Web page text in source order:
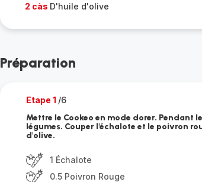
2 càs D'huile d'olive
Préparation
Etape 1 /6
Mettre le Cookeo en mode dorer. Pendant
légumes. Couper l'échalote et le poivron
d'olive.
1 Échalote
0.5 Poivron Rouge